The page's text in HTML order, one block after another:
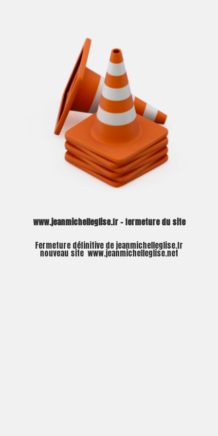
www.jeanmichelleglise.fr – fermeture du site
Fermeture définitive de jeanmichelleglise.fr
nouveau site www.jeanmichelleglise.net